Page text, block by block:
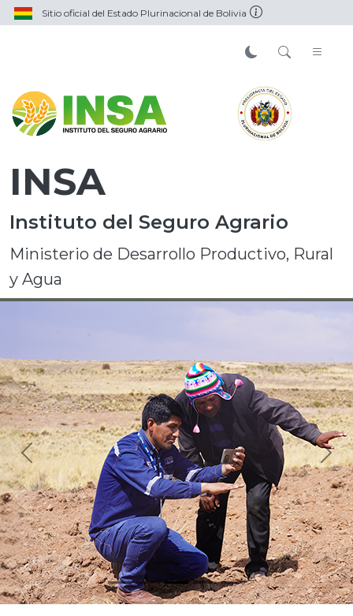
Sitio oficial del Estado Plurinacional de Bolivia
INSA
Instituto del Seguro Agrario
Ministerio de Desarrollo Productivo, Rural
y Agua